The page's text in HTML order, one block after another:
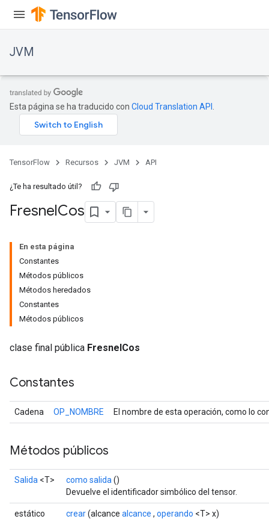
JVM
Esta página se ha traducido con Cloud Translation API
TensorFlow Recursos JVM API
¿Te ha resultado útil?
FresnelCos
En esta página
Constantes
Métodos públicos
Métodos heredados
Constantes
Métodos públicos
clase final pública FresnelCos
Constantes
Cadena OP_NOMBRE El nombre de esta operación, como lo
Métodos públicos
Salida <T> como salida ()
Devuelve el identificador simbólico del tensor.
estático
crear(alcance alcance , operando <T> x)